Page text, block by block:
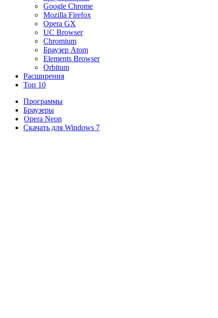
Google Chrome
Mozilla Firefox
Opera GX
UC Browser
Chromium
Браузер Atom
Elements Browser
Orbitum
Расширения
Топ 10
Программы
Браузеры
Opera Neon
Скачать для Windows 7